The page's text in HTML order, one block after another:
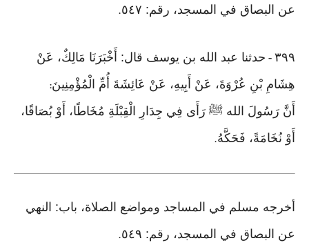
عن البصاق في المسجد، رقم: ٥٤٧
.
٣٩٩ - حدثنا عبد الله بن يوسف قال: أَخْبَرَنَا مَالِكٌ، عَنْ
هِشَامِ بْنِ عُرْوَةَ، عَنْ أَبِيهِ، عَنْ عَائِشَةَ أُمِّ الْمُؤْمِنِينَ:
أَنَّ رَسُولَ الله ﷺ رَأَى فِي جِدَارِ الْقِبْلَةِ مُخَاطًا، أَوْ بُصَاقًا،
أَوْ نُخَامَةً، فَحَكَّهُ.
أخرجه مسلم في المساجد ومواضع الصلاة، باب: النهي
عن البصاق في المسجد، رقم: ٥٤٩
.